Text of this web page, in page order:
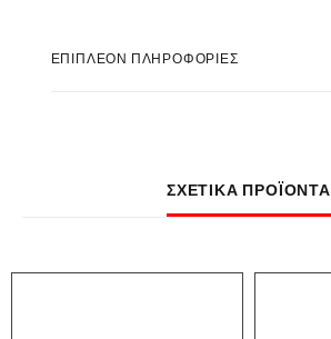
ΕΠΙΠΛΈΟΝ ΠΛΗΡΟΦΟΡΊΕΣ
ΣΧΕΤΙΚΆ ΠΡΟΪΌΝΤΑ